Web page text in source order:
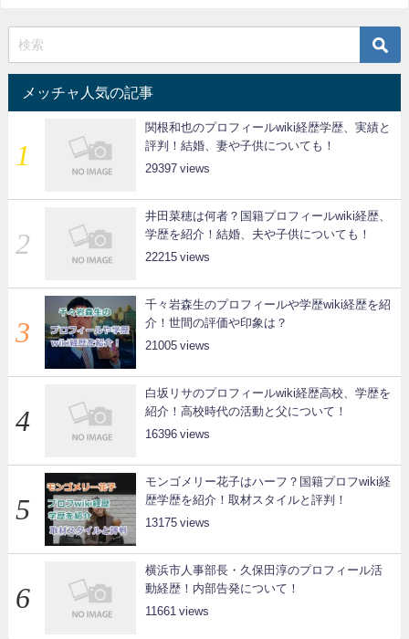
メッチャ人気の記事
関根和也のプロフィールwiki経歴学歴、実績と
評判！結婚、妻や子供についても！
29397
井田菜穂は何者？国籍プロフィールwiki経歴、
学歴を紹介！結婚、夫や子供についても！
22215
千々岩森生のプロフィールや学歴wiki経歴を紹
介！世間の評価や印象は？
21005
白坂リサのプロフィールwiki経歴高校、学歴を
紹介！高校時代の活動と父について！
16396
モンゴメリー花子はハーフ？国籍プロフwiki経
歴学歴を紹介！取材スタイルと評判！
13175
横浜市人事部長・久保田淳のプロフィール活
動経歴！内部告発について！
11661